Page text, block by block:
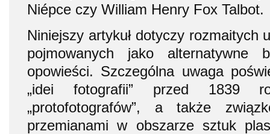
Niépce czy William Henry Fox Talbot.
Niniejszy artykuł dotyczy rozmaitych
pojmowanych jako alternatywne
opowieści. Szczególna uwaga
„idei fotografii” przed 1839
„protofotografów”, a także
przemianami w obszarze sztuk